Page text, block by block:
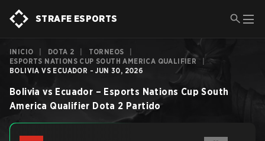
STRAFE ESPORTS
INICIO DOTA 2 TORNEOS
ESPORTS NATIONS CUP SOUTH AMERICA QUALIFIER
BOLIVIA VS ECUADOR - JUN 30, 2026
Bolivia vs Ecuador – Esports Nations Cup South
America Qualifier Dota 2 Partido